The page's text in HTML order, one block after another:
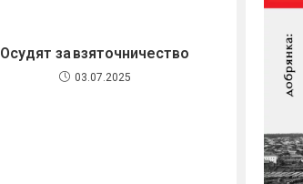
Осудят за взяточничество
03.07.2025